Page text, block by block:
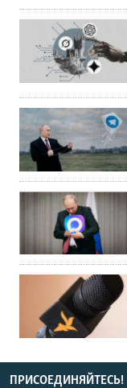
ПРИСОЕДИНЯЙТЕСЬ!